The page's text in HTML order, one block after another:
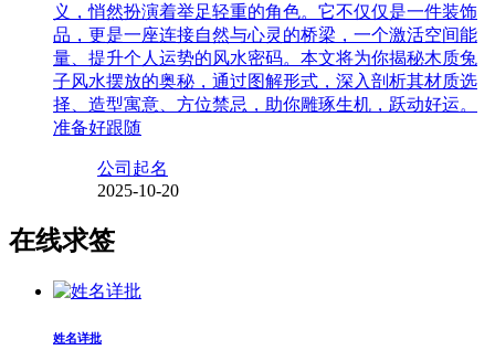
义，悄然扮演着举足轻重的角色。它不仅仅是一件装饰
品，更是一座连接自然与心灵的桥梁，一个激活空间能
量、提升个人运势的风水密码。本文将为你揭秘木质兔
子风水摆放的奥秘，通过图解形式，深入剖析其材质选
择、造型寓意、方位禁忌，助你雕琢生机，跃动好运。
准备好跟随
公司起名
2025-10-20
在线求签
姓名详批